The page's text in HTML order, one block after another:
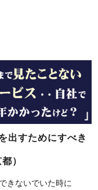
出すためにすべき
）
きないでいた時に